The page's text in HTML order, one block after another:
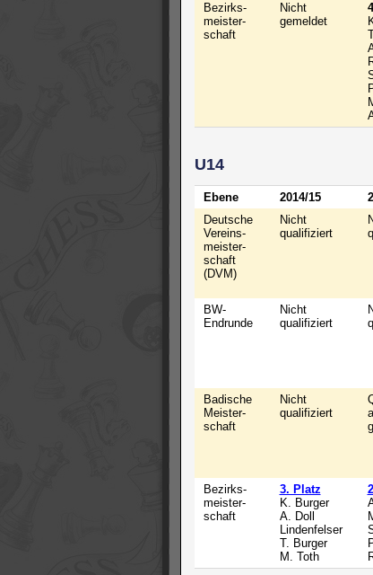
Bezirks-
meister-
schaft
Nicht
gemeldet
U14
Ebene 2014/15
Deutsche
Vereins-
meister-
schaft
(DVM)
Nicht
qualifiziert
BW-
Endrunde
Nicht
qualifiziert
Badische
Meister-
schaft
Nicht
qualifiziert
Bezirks-
meister-
schaft
3. Platz
K. Burger
A. Doll
Lindenfelser
T. Burger
M. Toth